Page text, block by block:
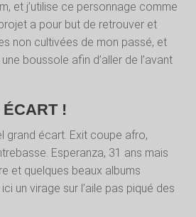
et j’utilise ce personnage comme
a pour but de retrouver et
non cultivées de mon passé, et
boussole afin d’aller de l’avant
!
grand écart. Exit coupe afro,
Esperanza, 31 ans mais
et quelques beaux albums
un virage sur l’aile pas piqué des